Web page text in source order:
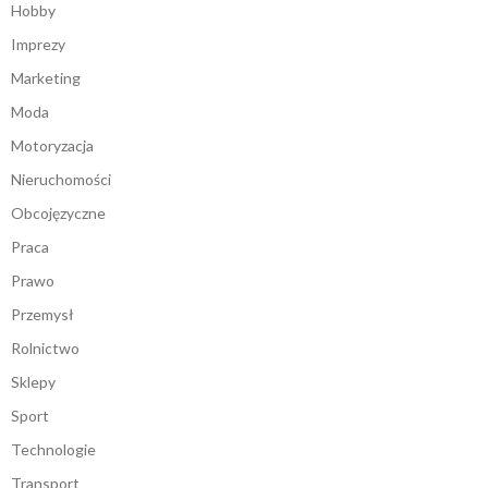
Hobby
Imprezy
Marketing
Moda
Motoryzacja
Nieruchomości
Obcojęzyczne
Praca
Prawo
Przemysł
Rolnictwo
Sklepy
Sport
Technologie
Transport